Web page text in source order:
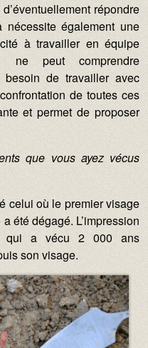
répondre
également une
à travailler en équipe
ne peut comprendre
de travailler avec
de toutes ces
et permet de proposer
que vous ayez vécus
celui où le premier visage
été dégagé. L’impression
qui a vécu 2 000 ans
son visage.